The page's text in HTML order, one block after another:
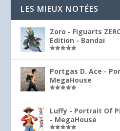
LES MIEUX NOTÉES
Zoro - Figuarts
Edition - Bandai
Portgas D. Ace -
MegaHouse
Luffy - Portrait Of
- MegaHouse